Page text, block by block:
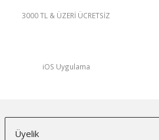
3000 TL & ÜZERİ ÜCRETSİZ
iOS Uygulama
Üyelik